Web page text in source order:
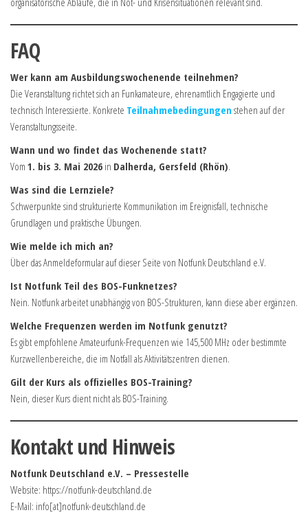
FAQ
Wer kann am Ausbildungswochenende teilnehmen?
Die Veranstaltung richtet sich an Funkamateure, ehrenamtlich Engagierte und
technisch Interessierte. Konkrete Teilnahmebedingungen stehen auf der
Veranstaltungsseite.
Wann und wo findet das Wochenende statt?
Vom 1. bis 3. Mai 2026 in Dalherda, Gersfeld (Rhön).
Was sind die Lernziele?
Schwerpunkte sind strukturierte Kommunikation im Ereignisfall, technische
Grundlagen und praktische Übungen.
Wie melde ich mich an?
Über das Anmeldeformular auf dieser Seite von Notfunk Deutschland e.V.
Ist Notfunk Teil des BOS-Funknetzes?
Nein. Notfunk arbeitet unabhängig von BOS-Strukturen, kann diese aber ergänzen.
Welche Frequenzen werden im Notfunk genutzt?
Es gibt empfohlene Amateurfunk-Frequenzen wie 145,500 MHz oder bestimmte
Kurzwellenbereiche, die im Notfall als Aktivitätszentren dienen.
Gilt der Kurs als offizielles BOS-Training?
Nein, dieser Kurs dient nicht als BOS-Training.
Kontakt und Hinweis
Notfunk Deutschland e.V. – Pressestelle
Website: https://notfunk-deutschland.de
E-Mail: info[at]notfunk-deutschland.de